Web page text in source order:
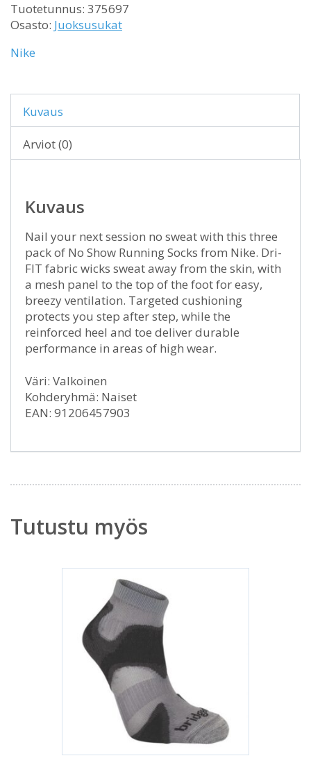
Tuotetunnus: 375697
Osasto: Juoksusukat
Nike
Kuvaus
Arviot (0)
Kuvaus
Nail your next session no sweat with this three
pack of No Show Running Socks from Nike. Dri-
FIT fabric wicks sweat away from the skin, with
a mesh panel to the top of the foot for easy,
breezy ventilation. Targeted cushioning
protects you step after step, while the
reinforced heel and toe deliver durable
performance in areas of high wear.
Väri: Valkoinen
Kohderyhmä: Naiset
EAN: 91206457903
Tutustu myös